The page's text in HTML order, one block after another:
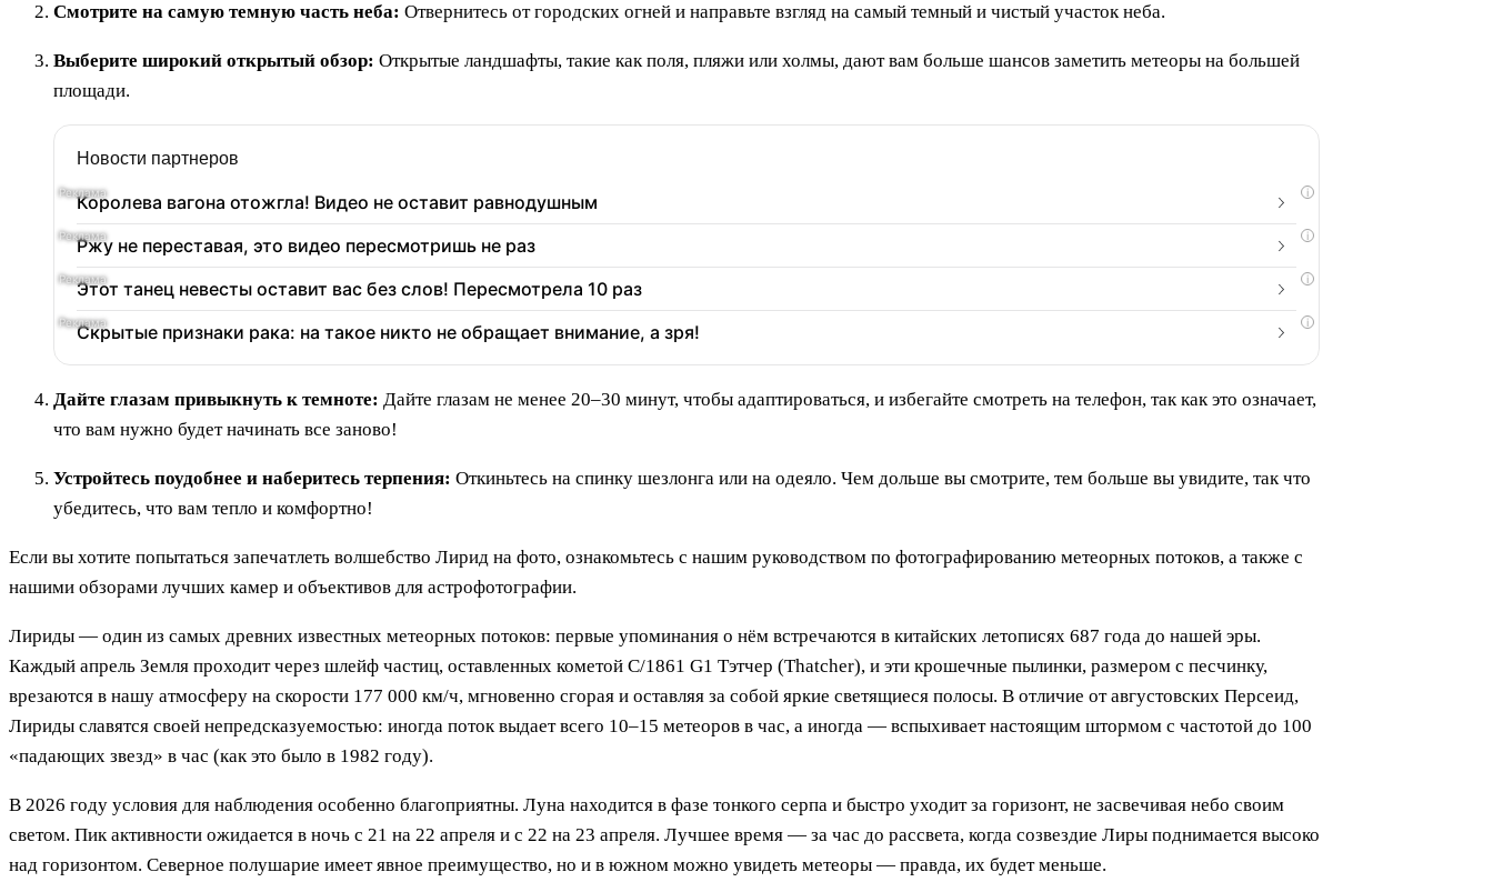
Смотрите на самую темную часть неба: Отвернитесь от городских огней и направьте взгляд на самый темный и чистый участок неба.
Выберите широкий открытый обзор: Открытые ландшафты, такие как поля, пляжи или холмы, дают вам больше шансов заметить метеоры на большей
площади.
Новости партнеров
i
Королева вагона отожгла! Видео не оставит равнодушным
i
Ржу не переставая, это видео пересмотришь не раз
i
Этот танец невесты оставит вас без слов! Пересмотрела 10 раз
i
Скрытые признаки рака: на такое никто не обращает внимание, а зря!
Дайте глазам привыкнуть к темноте: Дайте глазам не менее 20–30 минут, чтобы адаптироваться, и избегайте смотреть на телефон, так как это означает,
что вам нужно будет начинать все заново!
Устройтесь поудобнее и наберитесь терпения: Откиньтесь на спинку шезлонга или на одеяло. Чем дольше вы смотрите, тем больше вы увидите, так что
убедитесь, что вам тепло и комфортно!
Если вы хотите попытаться запечатлеть волшебство Лирид на фото, ознакомьтесь с нашим руководством по фотографированию метеорных потоков, а также с
нашими обзорами лучших камер и объективов для астрофотографии.
Лириды — один из самых древних известных метеорных потоков: первые упоминания о нём встречаются в китайских летописях 687 года до нашей эры.
Каждый апрель Земля проходит через шлейф частиц, оставленных кометой C/1861 G1 Тэтчер (Thatcher), и эти крошечные пылинки, размером с песчинку,
врезаются в нашу атмосферу на скорости 177 000 км/ч, мгновенно сгорая и оставляя за собой яркие светящиеся полосы. В отличие от августовских Персеид,
Лириды славятся своей непредсказуемостью: иногда поток выдает всего 10–15 метеоров в час, а иногда — вспыхивает настоящим штормом с частотой до 100
«падающих звезд» в час (как это было в 1982 году).
В 2026 году условия для наблюдения особенно благоприятны. Луна находится в фазе тонкого серпа и быстро уходит за горизонт, не засвечивая небо своим
светом. Пик активности ожидается в ночь с 21 на 22 апреля и с 22 на 23 апреля. Лучшее время — за час до рассвета, когда созвездие Лиры поднимается высоко
над горизонтом. Северное полушарие имеет явное преимущество, но и в южном можно увидеть метеоры — правда, их будет меньше.